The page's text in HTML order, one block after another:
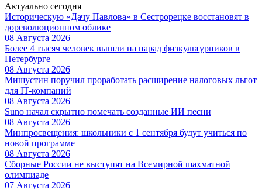
Актуально сегодня
Историческую «Дачу Павлова» в Сестрорецке восстановят в
дореволюционном облике
08 Августа 2026
Более 4 тысяч человек вышли на парад физкультурников в
Петербурге
08 Августа 2026
Мишустин поручил проработать расширение налоговых льгот
для IT-компаний
08 Августа 2026
Suno начал скрытно помечать созданные ИИ песни
08 Августа 2026
Минпросвещения: школьники с 1 сентября будут учиться по
новой программе
08 Августа 2026
Сборные России не выступят на Всемирной шахматной
олимпиаде
07 Августа 2026